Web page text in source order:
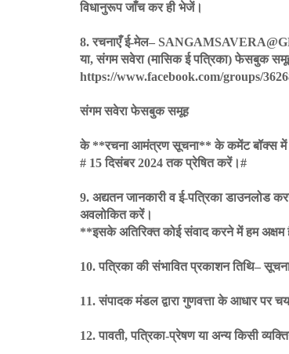
विधानुरूप जाँच कर ही भेजें।
8. रचनाएँ ई-मेल–
या, संगम सवेरा (मासिक ई पत्रिका) फेसबुक
https://www.facebook.com/groups/
संगम सवेरा फेसबुक समूह
के **रचना आमंत्रण सूचना** के कमेंट बॉक्स में
# 15 दिसंबर 2024 तक प्रेषित करें।#
9. अद्यतन जानकारी व ई-पत्रिका
अवलोकित करें।
**इसके अतिरिक्त कोई संवाद करने में हम
10. पत्रिका की संभावित प्रकाशन तिथि–
11. संपादक मंडल द्वारा गुणवत्ता के आधार पर
12. पावती, पत्रिका-प्रेषण या अन्य किसी